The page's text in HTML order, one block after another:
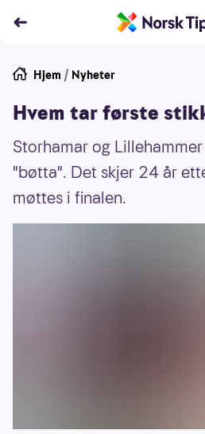
Hjem / Nyheter
Hvem tar første
Storhamar og
"bøtta". Det skjer 24 år
møttes i finalen.